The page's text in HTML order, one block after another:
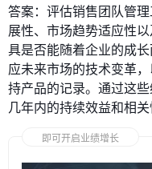
答案：评估销售团队管
展性、市场趋势适应性
具是否能随着企业的成
应未来市场的技术变革
持产品的记录。通过这
几年内的持续效益和相关
即可开启业绩增长